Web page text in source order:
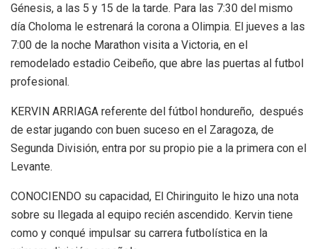
Génesis, a las 5 y 15 de la tarde. Para las 7:30 del mismo
día Choloma le estrenará la corona a Olimpia. El jueves a las
7:00 de la noche Marathon visita a Victoria, en el
remodelado estadio Ceibeño, que abre las puertas al futbol
profesional.
KERVIN ARRIAGA referente del fútbol hondureño, después
de estar jugando con buen suceso en el Zaragoza, de
Segunda División, entra por su propio pie a la primera con el
Levante.
CONOCIENDO su capacidad, El Chiringuito le hizo una nota
sobre su llegada al equipo recién ascendido. Kervin tiene
como y conqué impulsar su carrera futbolística en la